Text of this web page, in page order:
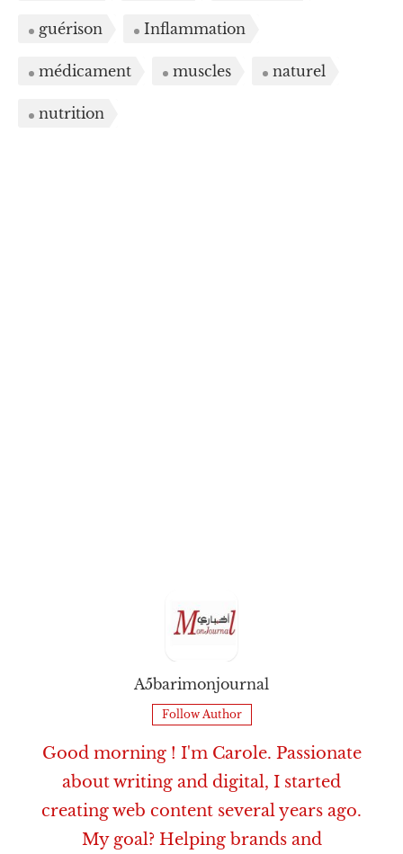
guérison Inflammation
médicament muscles naturel
nutrition
A5barimonjournal
Follow Author
Good morning ! I'm Carole. Passionate
about writing and digital, I started
creating web content several years ago.
My goal? Helping brands and